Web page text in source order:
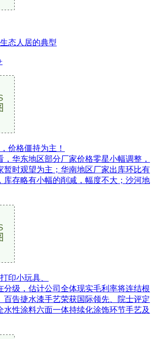
态人居的典型
价格僵持为主！
，华东地区部分厂家价格零星小幅调整，
暂时观望为主；华南地区厂家出库环比有
库存略有小幅的削减，幅度不大；沙河地
印小玩具、
分级，估计公司全体现实毛利率将连结根
百告捷水漆手艺荣获国际领先、院士评定
水性涂料六面一体持续化涂饰环节手艺及